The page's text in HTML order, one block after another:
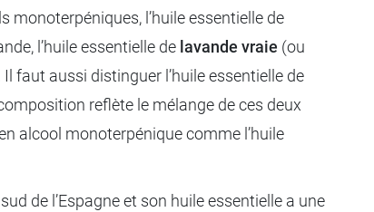
monoterpéniques, l’huile essentielle de
l’huile essentielle de lavande vraie (ou
faut aussi distinguer l’huile essentielle de
reflète le mélange de ces deux
alcool monoterpénique comme l’huile
de l’Espagne et son huile essentielle a une